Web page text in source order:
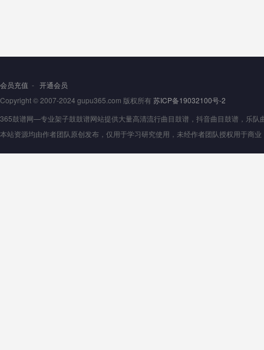
会员充值 - 开通会员
Copyright © 2007-2024 gupu365.com 版权所有苏ICP备19032100号-2
365鼓谱网—专业架子鼓鼓谱网站提供大量高清流行曲目鼓谱，抖音曲目鼓谱，乐
本站资源均由作者团队原创发布，仅用于学习研究使用，未经作者团队授权用于商